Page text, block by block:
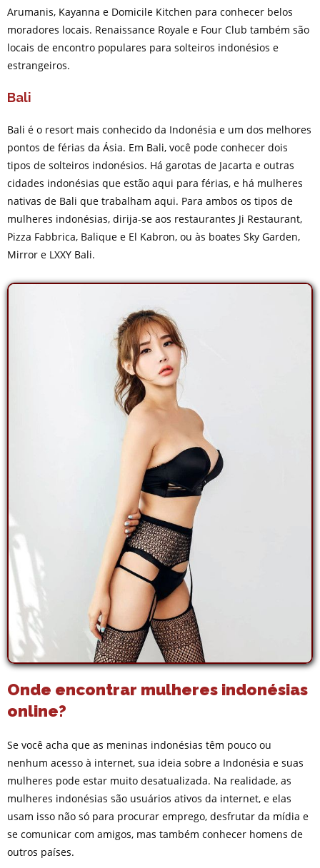
Arumanis, Kayanna e Domicile Kitchen para conhecer belos
moradores locais. Renaissance Royale e Four Club também são
locais de encontro populares para solteiros indonésios e
estrangeiros.
Bali
Bali é o resort mais conhecido da Indonésia e um dos melhores
pontos de férias da Ásia. Em Bali, você pode conhecer dois
tipos de solteiros indonésios. Há garotas de Jacarta e outras
cidades indonésias que estão aqui para férias, e há mulheres
nativas de Bali que trabalham aqui. Para ambos os tipos de
mulheres indonésias, dirija-se aos restaurantes Ji Restaurant,
Pizza Fabbrica, Balique e El Kabron, ou às boates Sky Garden,
Mirror e LXXY Bali.
Onde encontrar mulheres indonésias
online?
Se você acha que as meninas indonésias têm pouco ou
nenhum acesso à internet, sua ideia sobre a Indonésia e suas
mulheres pode estar muito desatualizada. Na realidade, as
mulheres indonésias são usuários ativos da internet, e elas
usam isso não só para procurar emprego, desfrutar da mídia e
se comunicar com amigos, mas também conhecer homens de
outros países.